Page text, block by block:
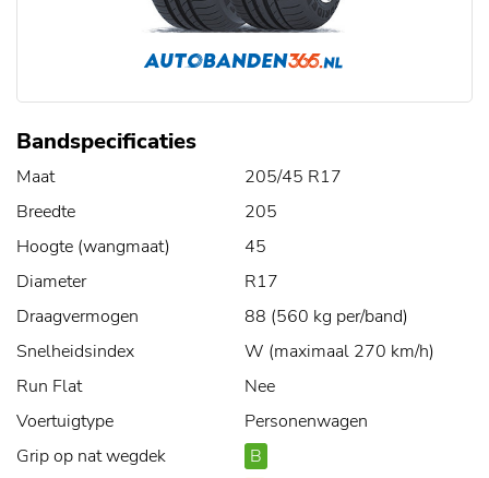
Bandspecificaties
Maat
205/45 R17
Breedte
205
Hoogte (wangmaat)
45
Diameter
R17
Draagvermogen
88 (560 kg per/band)
Snelheidsindex
W (maximaal 270 km/h)
Run Flat
Nee
Voertuigtype
Personenwagen
Grip op nat wegdek
B